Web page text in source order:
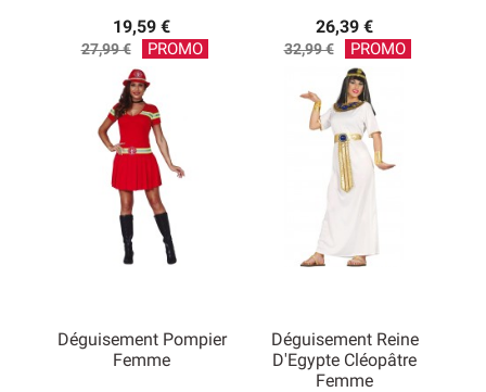
19,59 €
Prix
27,99 € PROMO
26,39 €
Prix
base
32,99 € PROMO
Déguisement Pompier
Femme
Déguisement Reine
D'Egypte Cléopâtre
Femme